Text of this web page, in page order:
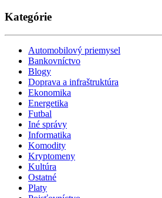
Kategórie
Automobilový priemysel
Bankovníctvo
Blogy
Doprava a infraštruktúra
Ekonomika
Energetika
Futbal
Iné správy
Informatika
Komodity
Kryptomeny
Kultúra
Ostatné
Platy